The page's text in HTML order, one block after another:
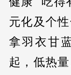
元化及个
拿羽衣甘
起，低热